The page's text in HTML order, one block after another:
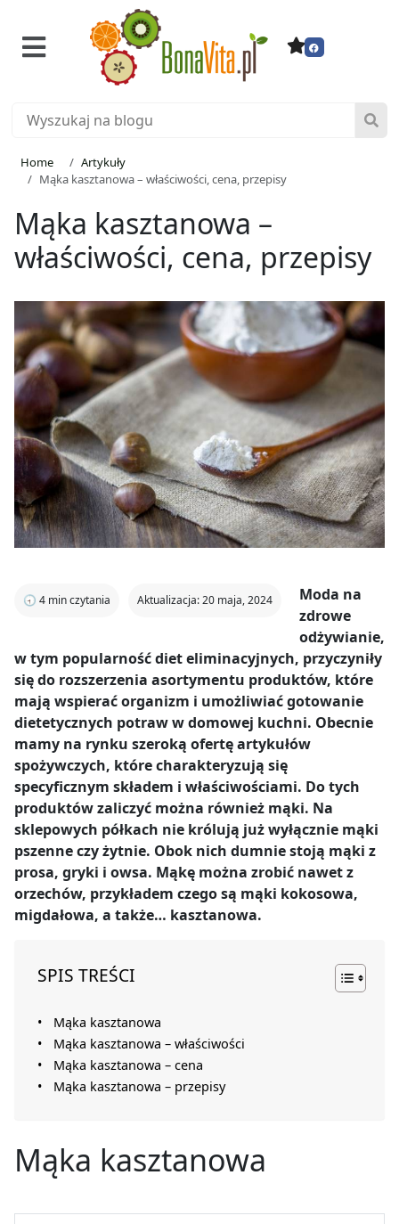
Home
Artykuły
Mąka kasztanowa – właściwości, cena, przepisy
Mąka kasztanowa –
właściwości, cena, przepisy
🕣 4 min czytania Aktualizacja: 20 maja, 2024
Moda na
zdrowe
odżywianie,
w tym popularność diet eliminacyjnych, przyczyniły
się do rozszerzenia asortymentu produktów, które
mają wspierać organizm i umożliwiać gotowanie
dietetycznych potraw w domowej kuchni. Obecnie
mamy na rynku szeroką ofertę artykułów
spożywczych, które charakteryzują się
specyficznym składem i właściwościami. Do tych
produktów zaliczyć można również mąki. Na
sklepowych półkach nie królują już wyłącznie mąki
pszenne czy żytnie. Obok nich dumnie stoją mąki z
prosa, gryki i owsa. Mąkę można zrobić nawet z
orzechów, przykładem czego są mąki kokosowa,
migdałowa, a także… kasztanowa.
SPIS TREŚCI
Mąka kasztanowa
Mąka kasztanowa – właściwości
Mąka kasztanowa – cena
Mąka kasztanowa – przepisy
Mąka kasztanowa